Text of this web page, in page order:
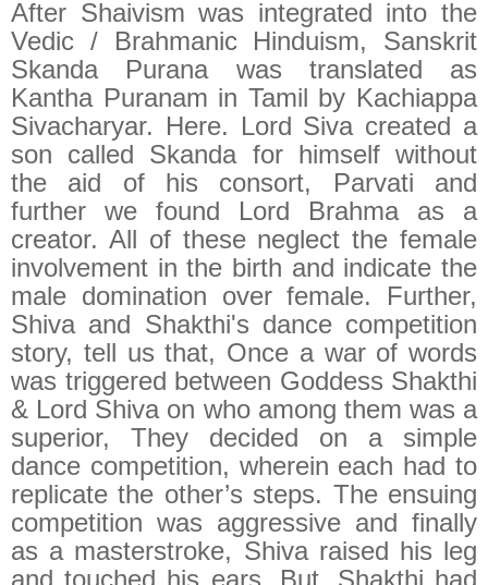
After Shaivism was integrated into the
Vedic / Brahmanic Hinduism, Sanskrit
Skanda Purana was translated as
Kantha Puranam in Tamil by Kachiappa
Sivacharyar. Here. Lord Siva created a
son called Skanda for himself without
the aid of his consort, Parvati and
further we found Lord Brahma as a
creator. All of these neglect the female
involvement in the birth and indicate the
male domination over female. Further,
Shiva and Shakthi's dance competition
story, tell us that, Once a war of words
was triggered between Goddess Shakthi
& Lord Shiva on who among them was a
superior, They decided on a simple
dance competition, wherein each had to
replicate the other’s steps. The ensuing
competition was aggressive and finally
as a masterstroke, Shiva raised his leg
and touched his ears. But, Shakthi had